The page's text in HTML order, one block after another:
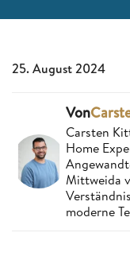
25. August 2024
Von
Carsten
Home
Mittweida
moderne